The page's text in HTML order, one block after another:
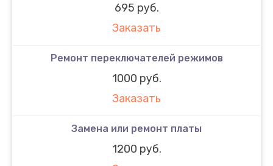
695 руб.
Заказать
Ремонт переключателей режимов
1000 руб.
Заказать
Замена или ремонт платы
1200 руб.